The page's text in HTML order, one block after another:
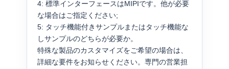
4: 標準インターフェースはMIPIです。他が必要
な場合はご指定ください;
5: タッチ機能付きサンプルまたはタッチ機能な
しサンプルのどちらが必要か。
特殊な製品のカスタマイズをご希望の場合は、
詳細な要件をお知らせください。専門の営業担